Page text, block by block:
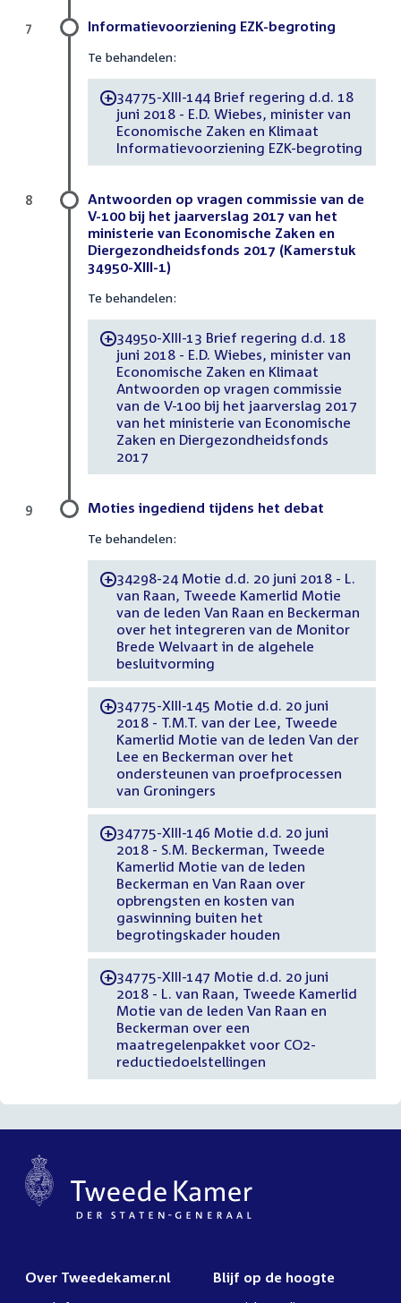
Informatievoorziening EZK-begroting
Te behandelen:
-34775-XIII-144 Brief regering d.d. 18
juni 2018 - E.D. Wiebes, minister van
Economische Zaken en Klimaat
Informatievoorziening EZK-begroting
7
Antwoorden op vragen commissie van de
V-100 bij het jaarverslag 2017 van het
ministerie van Economische Zaken en
Diergezondheidsfonds 2017 (Kamerstuk
34950-XIII-1)
Te behandelen:
-34950-XIII-13 Brief regering d.d. 18
juni 2018 - E.D. Wiebes, minister van
Economische Zaken en Klimaat
Antwoorden op vragen commissie
van de V-100 bij het jaarverslag 2017
van het ministerie van Economische
Zaken en Diergezondheidsfonds
2017
8
Moties ingediend tijdens het debat
Te behandelen:
-34298-24 Motie d.d. 20 juni 2018 - L.
van Raan, Tweede Kamerlid Motie
van de leden Van Raan en Beckerman
over het integreren van de Monitor
Brede Welvaart in de algehele
besluitvorming
-34775-XIII-145 Motie d.d. 20 juni
2018 - T.M.T. van der Lee, Tweede
Kamerlid Motie van de leden Van der
Lee en Beckerman over het
ondersteunen van proefprocessen
van Groningers
-34775-XIII-146 Motie d.d. 20 juni
2018 - S.M. Beckerman, Tweede
Kamerlid Motie van de leden
Beckerman en Van Raan over
opbrengsten en kosten van
gaswinning buiten het
begrotingskader houden
-34775-XIII-147 Motie d.d. 20 juni
2018 - L. van Raan, Tweede Kamerlid
Motie van de leden Van Raan en
Beckerman over een
maatregelenpakket voor CO2-
reductiedoelstellingen
9
Over Tweedekamer.nl Blijf op de hoogte